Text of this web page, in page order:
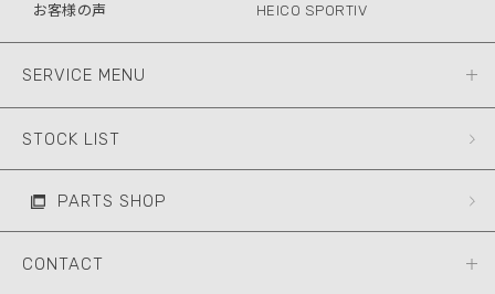
お客様の声
HEICO SPORTIV
SERVICE MENU
STOCK LIST
PARTS SHOP
CONTACT